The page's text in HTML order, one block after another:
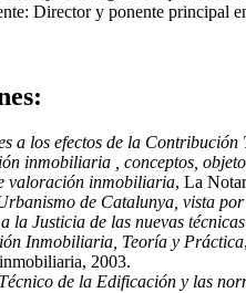
Director y ponente principal
a los efectos de la
inmobiliaria , conceptos,
valoración inmobiliaria, La
de Catalunya, vista
la Justicia de las nuevas
Inmobiliaria, Teoría y Práctica
2003.
de la Edificación y las